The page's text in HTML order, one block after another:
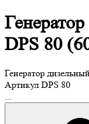
DPS 80
Генератор
Артикул DPS 80
...